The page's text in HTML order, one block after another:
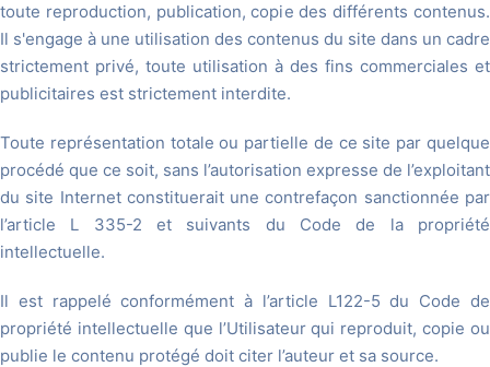
toute reproduction, publication, copie des différents contenus.
Il s'engage à une utilisation des contenus du site dans un cadre
strictement privé, toute utilisation à des fins commerciales et
publicitaires est strictement interdite.
Toute représentation totale ou partielle de ce site par quelque
procédé que ce soit, sans l’autorisation expresse de l’exploitant
du site Internet constituerait une contrefaçon sanctionnée par
l’article L 335-2 et suivants du Code de la propriété
intellectuelle.
Il est rappelé conformément à l’article L122-5 du Code de
propriété intellectuelle que l’Utilisateur qui reproduit, copie ou
publie le contenu protégé doit citer l’auteur et sa source.